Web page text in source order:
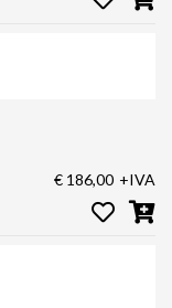
€ 186,00 +IVA